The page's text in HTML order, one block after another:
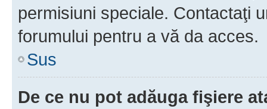
permisiuni speciale. Contactaţi
forumului pentru a vă da acces.
Sus
De ce nu pot adăuga fişiere